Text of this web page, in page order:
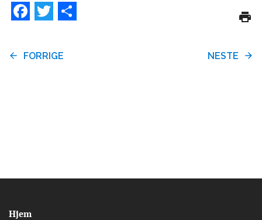
Facebook
Twitter
FORRIGE NESTE
Hjem